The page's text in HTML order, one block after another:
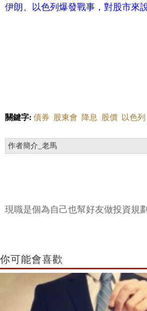
伊朗、以色列爆發戰事，對股市來
關鍵字: 債券 股東會 降息 股價 以色列
作者簡介_老馬
現職是個為自己也幫好友做投資規
你可能會喜歡